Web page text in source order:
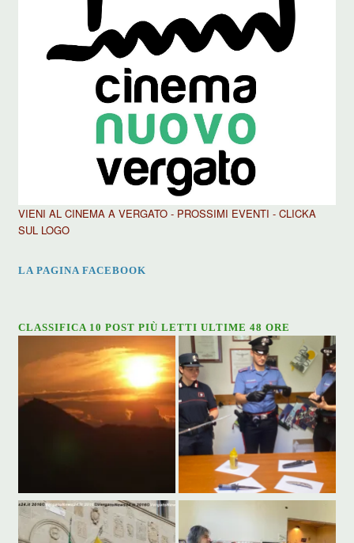
VIENI AL CINEMA A VERGATO - PROSSIMI EVENTI - CLICKA
SUL LOGO
LA PAGINA FACEBOOK
CLASSIFICA 10 POST PIÙ LETTI ULTIME 48 ORE